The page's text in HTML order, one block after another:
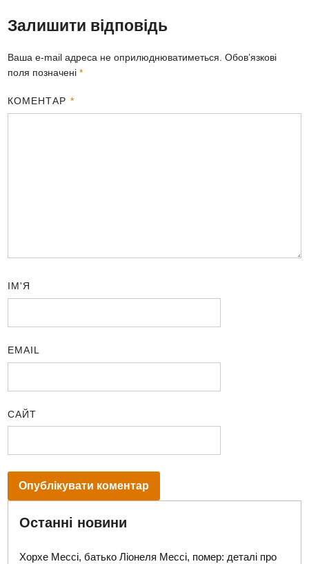
Залишити відповідь
Ваша e-mail адреса не оприлюднюватиметься. Обов’язкові
поля позначені*
КОМЕНТАР *
ІМ'Я
EMAIL
САЙТ
Останні новини
Хорхе Мессі, батько Ліонеля Мессі, помер: деталі про